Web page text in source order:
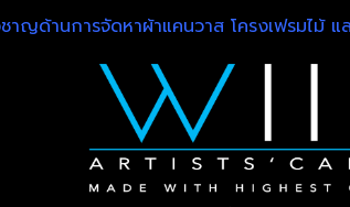
ชาญด้านการจัดหาผ้าแคนวาส โครงเฟรมไม้